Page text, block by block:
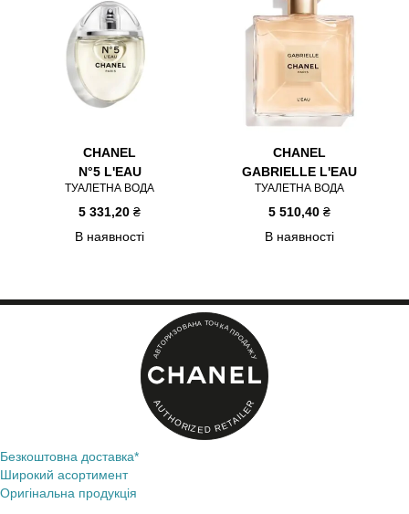
CHANEL
N°5 L'EAU
ТУАЛЕТНА ВОДА
5 331,20 ₴
В наявності
CHANEL
GABRIELLE L'EAU
ТУАЛЕТНА ВОДА
5 510,40 ₴
В наявності
A
UTHORIZED RETAI
LER
А
В
Т
ОРИЗОВАНА ТОЧКАПРО
ДА
Ж
У
Безкоштовна доставка*
Широкий асортимент
Оригінальна продукція